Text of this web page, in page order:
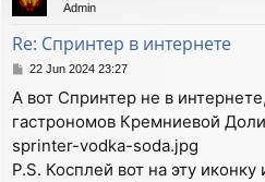
Admin
Re: Спринтер в интернете
P
s
t
22 Jun 2024 23:27
А вот Спринтер не в
гастрономов Кремниевой
sprinter-vodka-soda.jpg
P.S. Косплей вот на эту иконку